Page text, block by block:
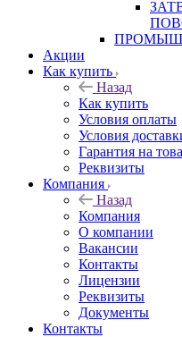
Акции
Как купить
Назад
Как купить
Условия оплаты
Условия
Гарантия на
Реквизиты
Компания
Назад
Компания
О компании
Вакансии
Контакты
Лицензии
Реквизиты
Документы
Контакты